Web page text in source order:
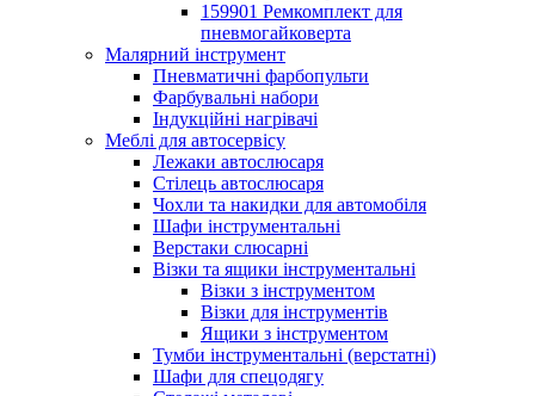
159901 Ремкомплект для
пневмогайковерта
Малярний інструмент
Пневматичні фарбопульти
Фарбувальні набори
Індукційні нагрівачі
Меблі для автосервісу
Лежаки автослюсаря
Стілець автослюсаря
Чохли та накидки для автомобіля
Шафи інструментальні
Верстаки слюсарні
Візки та ящики інструментальні
Візки з інструментом
Візки для інструментів
Ящики з інструментом
Тумби інструментальні (верстатні)
Шафи для спецодягу